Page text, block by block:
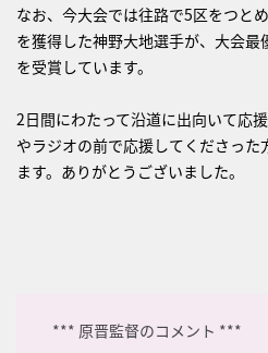
なお、今大会では往路で5区をつと
を獲得した神野大地選手が、大会
を受賞しています。
2日間にわたって沿道に出向いて応
やラジオの前で応援してくださっ
ます。ありがとうございました。
*** 原晋監督のコメント ***